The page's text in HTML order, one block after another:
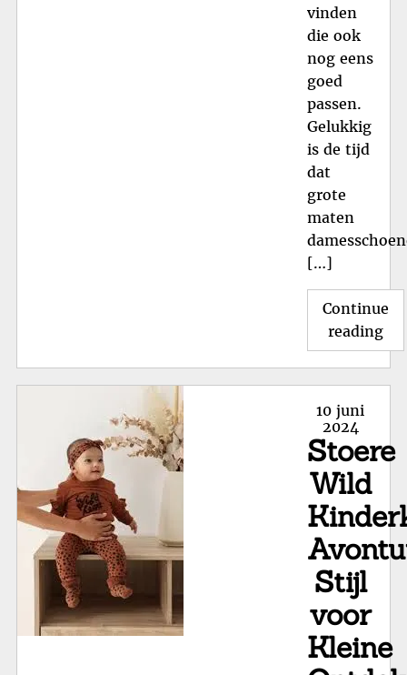
vinden
die ook
nog eens
goed
passen.
Gelukkig
is de tijd
dat
grote
maten
[…]
Continue
reading
en
Posted
on
10 juni
2024
Stoere
Wild
Stijl
voor
Kleine